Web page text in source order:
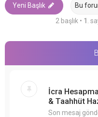
Yeni Başlık
2 başlık • 1 .
İcra
& Taahhüt
Son mesaj